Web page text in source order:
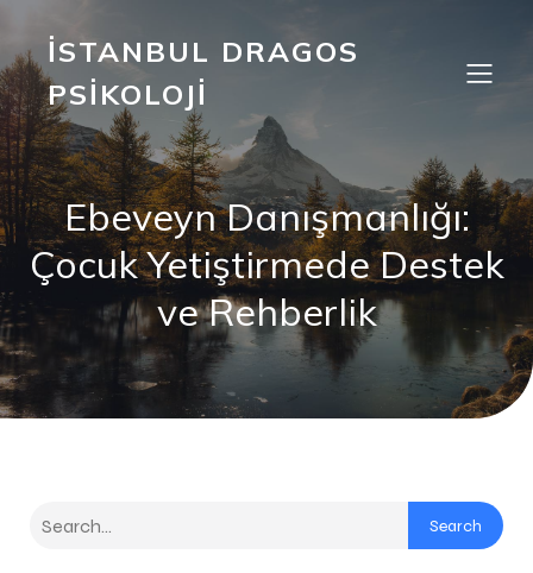
İSTANBUL DRAGOS
PSIKOLOJI
Ebeveyn Danışmanlığı:
Çocuk Yetiştirmede Destek
ve Rehberlik
Search